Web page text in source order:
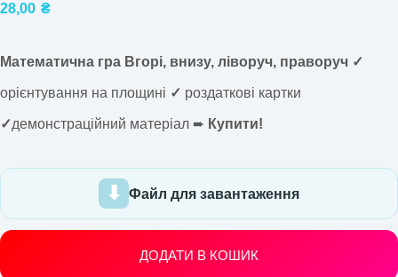
28,00 ₴
Математична гра Вгорі, внизу, ліворуч, праворуч ✓
орієнтування на площині ✓ роздаткові картки
✓демонстраційний матеріал ➨ Купити!
Файл для завантаження
ДОДАТИ В КОШИК